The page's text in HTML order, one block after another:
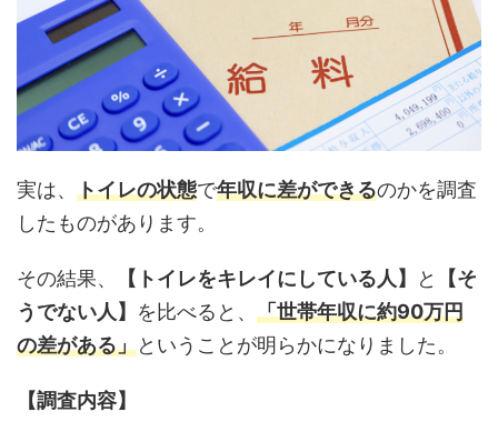
実は、 トイレの状態で年収に差ができるのかを調査
したものがあります。
その結果、 【トイレをキレイにしている人】 と
【そ
うでない人】 を比べると、 「世帯年収に約90万円
の差がある」ということが明らかになりました。
【調査内容】